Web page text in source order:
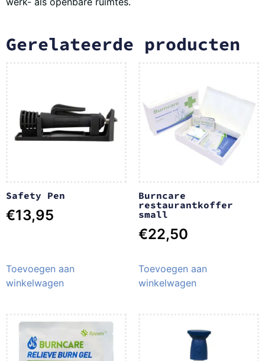
Gerelateerde producten
Safety Pen
€13,95
Toevoegen aan
winkelwagen
Burncare
restaurantkoffer
small
€22,50
Toevoegen aan
winkelwagen